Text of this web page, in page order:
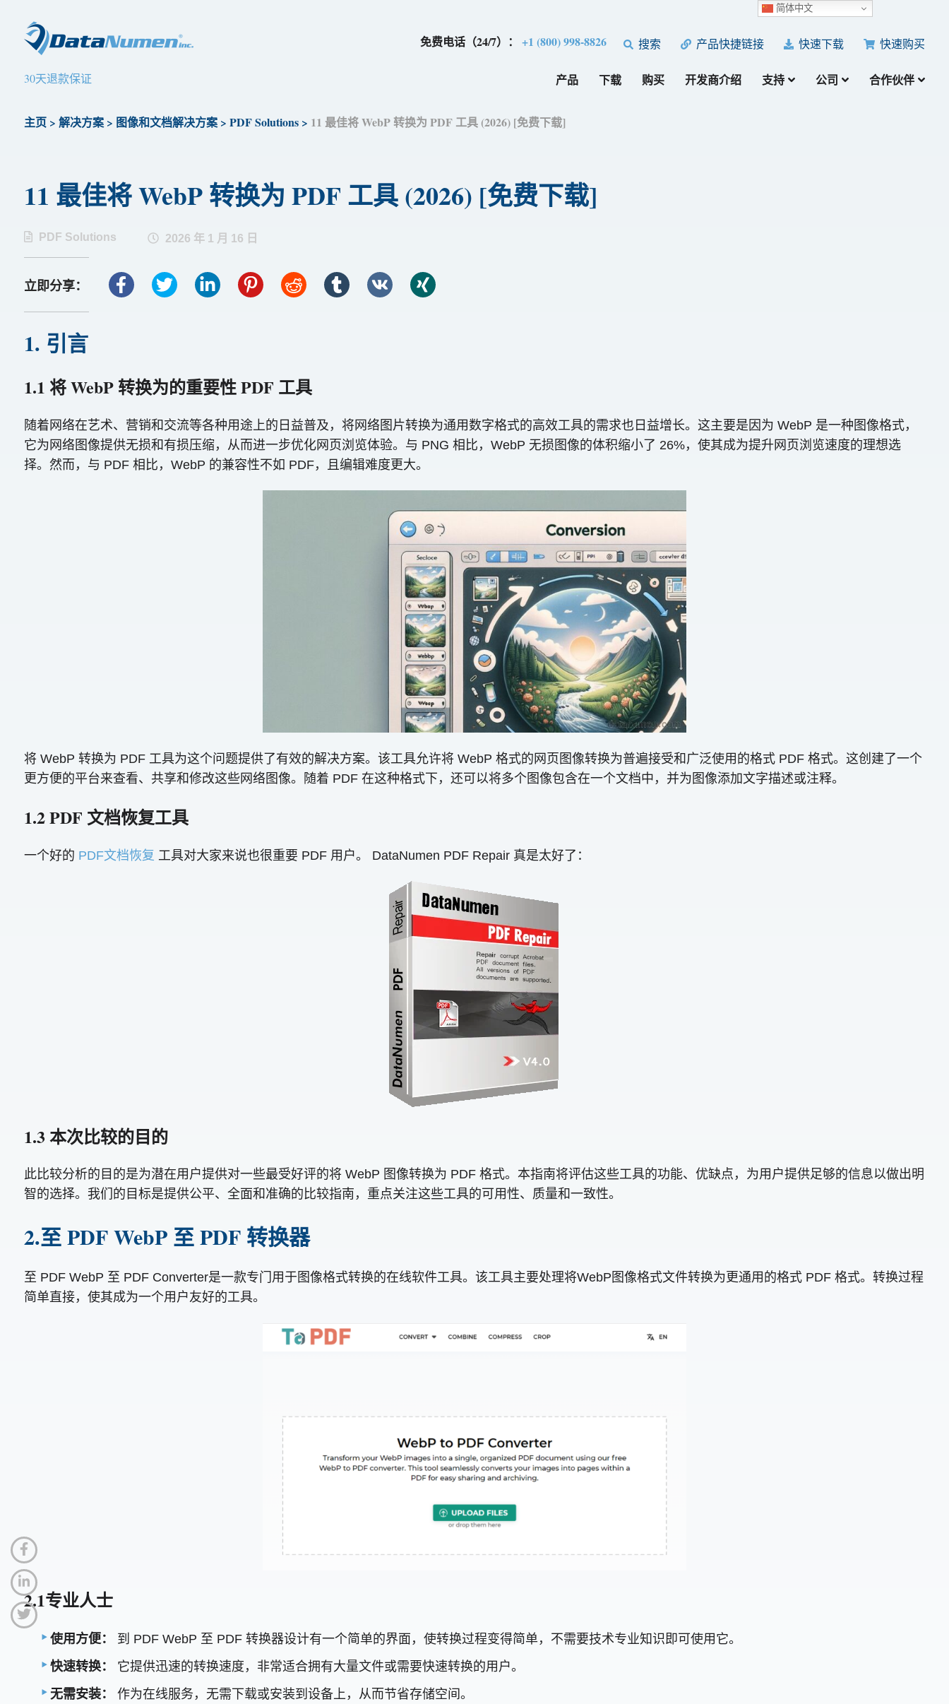
免费电话（24/7）：+1 (800) 998-8826 搜索 产品快捷链接 快速下载 快速购买
30天退款保证 产品 下载 购买 开发商介绍 支持 公司 合作伙伴
主页> 解决方案> 图像和文档解决方案> PDF Solutions> 11 最佳将 WebP 转换为 PDF 工具 (2026) [免费下​​载]
11 最佳将 WebP 转换为 PDF 工具 (2026) [免费下​​载]
PDF Solutions 2026 年 1 月 16 日
立即分享：
1. 引言
1.1 将 WebP 转换为的重要性 PDF 工具
随着网络在艺术、营销和交流等各种用途上的日益普及，将网络图片转换为通用数字格式的高效工具的需求也日益增长。这主要是因为 WebP 是一种图像格式，
它为网络图像提供无损和有损压缩，从而进一步优化网页浏览体验。与 PNG 相比，WebP 无损图像的体积缩小了 26%，使其成为提升网页浏览速度的理想选
择。然而，与 PDF 相比，WebP 的兼容性不如 PDF，且编辑难度更大。
将 WebP 转换为 PDF 工具为这个问题提供了有效的解决方案。该工具允许将 WebP 格式的网页图像转换为普遍接受和广泛使用的格式 PDF 格式。这创建了一个
更方便的平台来查看、共享和修改这些网络图像。随着 PDF 在这种格式下，还可以将多个图像包含在一个文档中，并为图像添加文字描述或注释。
1.2 PDF 文档恢复工具
一个好的 PDF文档恢复 工具对大家来说也很重要 PDF 用户。 DataNumen PDF Repair 真是太好了：
1.3 本次比较的目的
此比较分析的目的是为潜在用户提供对一些最受好评的将 WebP 图像转换为 PDF 格式。本指南将评估这些工具的功能、优缺点，为用户提供足够的信息以做出明
智的选择。我们的目标是提供公平、全面和准确的比较指南，重点关注这些工具的可用性、质量和一致性。
2.至 PDF WebP 至 PDF 转换器
至 PDF WebP 至 PDF Converter是一款专门用于图像格式转换的在线软件工具。该工具主要处理将WebP图像格式文件转换为更通用的格式 PDF 格式。转换过程
简单直接，使其成为一个用户友好的工具。
2.1专业人士
使用方便：
到 PDF WebP 至 PDF 转换器设计有一个简单的界面，使转换过程变得简单，不需要技术专业知识即可使用它。
快速转换：
它提供迅速的转换速度，非常适合拥有大量文件或需要快速转换的用户。
无需安装：
作为在线服务，无需下载或安装到设备上，从而节省存储空间。
简体中文